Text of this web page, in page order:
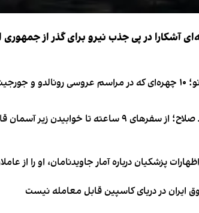
آشکارا در پی جذب نیرو برای گذر از
تا خوابیدن زیر آسمان قاهره
پزشکیان درباره آمار جاویدنامان، او را از
ایران در دریای کاسپین قابل معامله نیست